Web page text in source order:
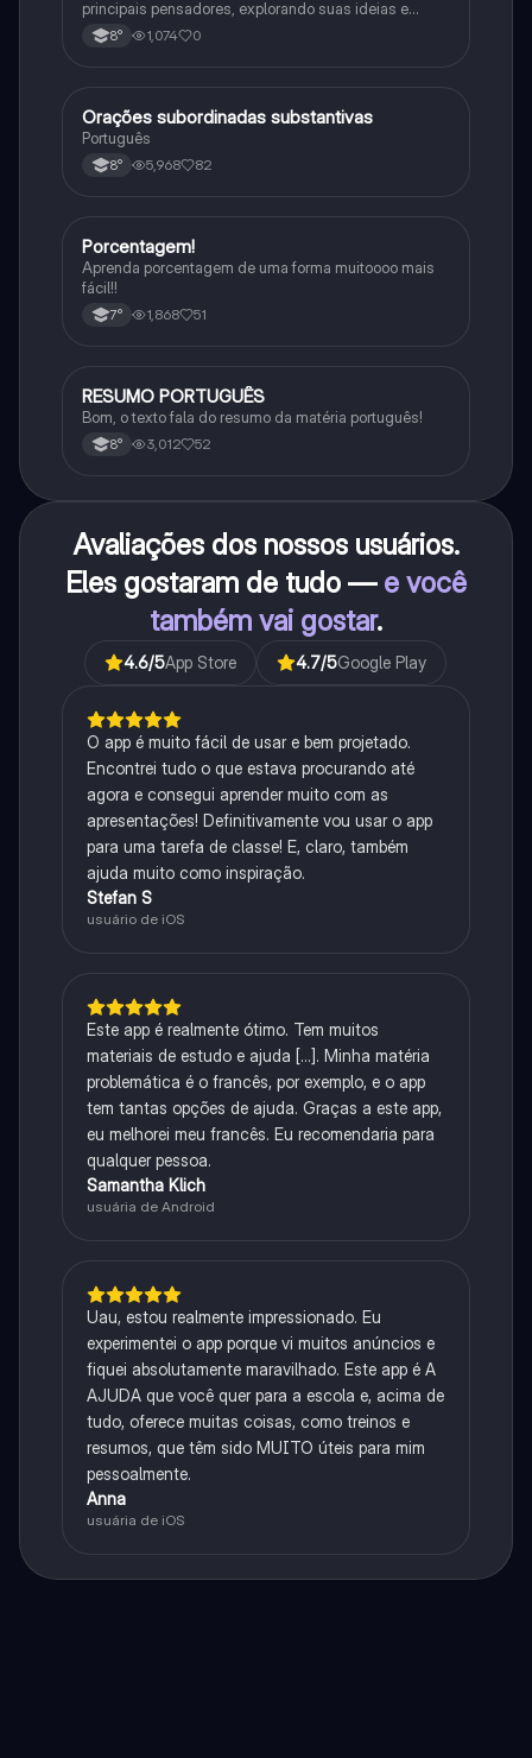
principais pensadores, explorando suas ideias e
impacto histórico.
8° 1,074 0
Português
Orações subordinadas substantivas
Português
8° 5,968 82
Matematica
Porcentagem!
Aprenda porcentagem de uma forma muitoooo mais
fácil!!
7° 1,868 51
Português
RESUMO PORTUGUÊS
Bom, o texto fala do resumo da matéria português!
8° 3,012 52
Avaliações dos nossos usuários.
Eles gostaram de tudo — e você
também vai gostar.
4.6/5App Store 4.7/5Google Play
O app é muito fácil de usar e bem projetado.
Encontrei tudo o que estava procurando até
agora e consegui aprender muito com as
apresentações! Definitivamente vou usar o app
para uma tarefa de classe! E, claro, também
ajuda muito como inspiração.
Stefan S
usuário de iOS
Este app é realmente ótimo. Tem muitos
materiais de estudo e ajuda [...]. Minha matéria
problemática é o francês, por exemplo, e o app
tem tantas opções de ajuda. Graças a este app,
eu melhorei meu francês. Eu recomendaria para
qualquer pessoa.
Samantha Klich
usuária de Android
Uau, estou realmente impressionado. Eu
experimentei o app porque vi muitos anúncios e
fiquei absolutamente maravilhado. Este app é A
AJUDA que você quer para a escola e, acima de
tudo, oferece muitas coisas, como treinos e
resumos, que têm sido MUITO úteis para mim
pessoalmente.
Anna
usuária de iOS